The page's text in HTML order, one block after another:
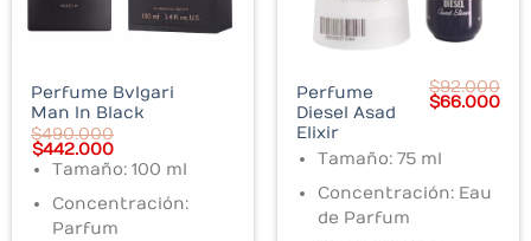
Perfume Bvlgari
Man In Black
$490.000
Original
price
was:
$490.000.
$442.000Current
price
is:
$442.000.
Tamaño: 100 ml
Concentración:
Parfum
Perfume
Diesel Asad
Elixir
$92.000
Original
$66.000
Tamaño: 75 ml
Concentración: Eau
de Parfum